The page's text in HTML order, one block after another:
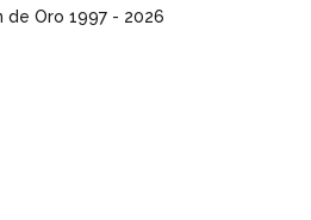
de Oro 1997 - 2026